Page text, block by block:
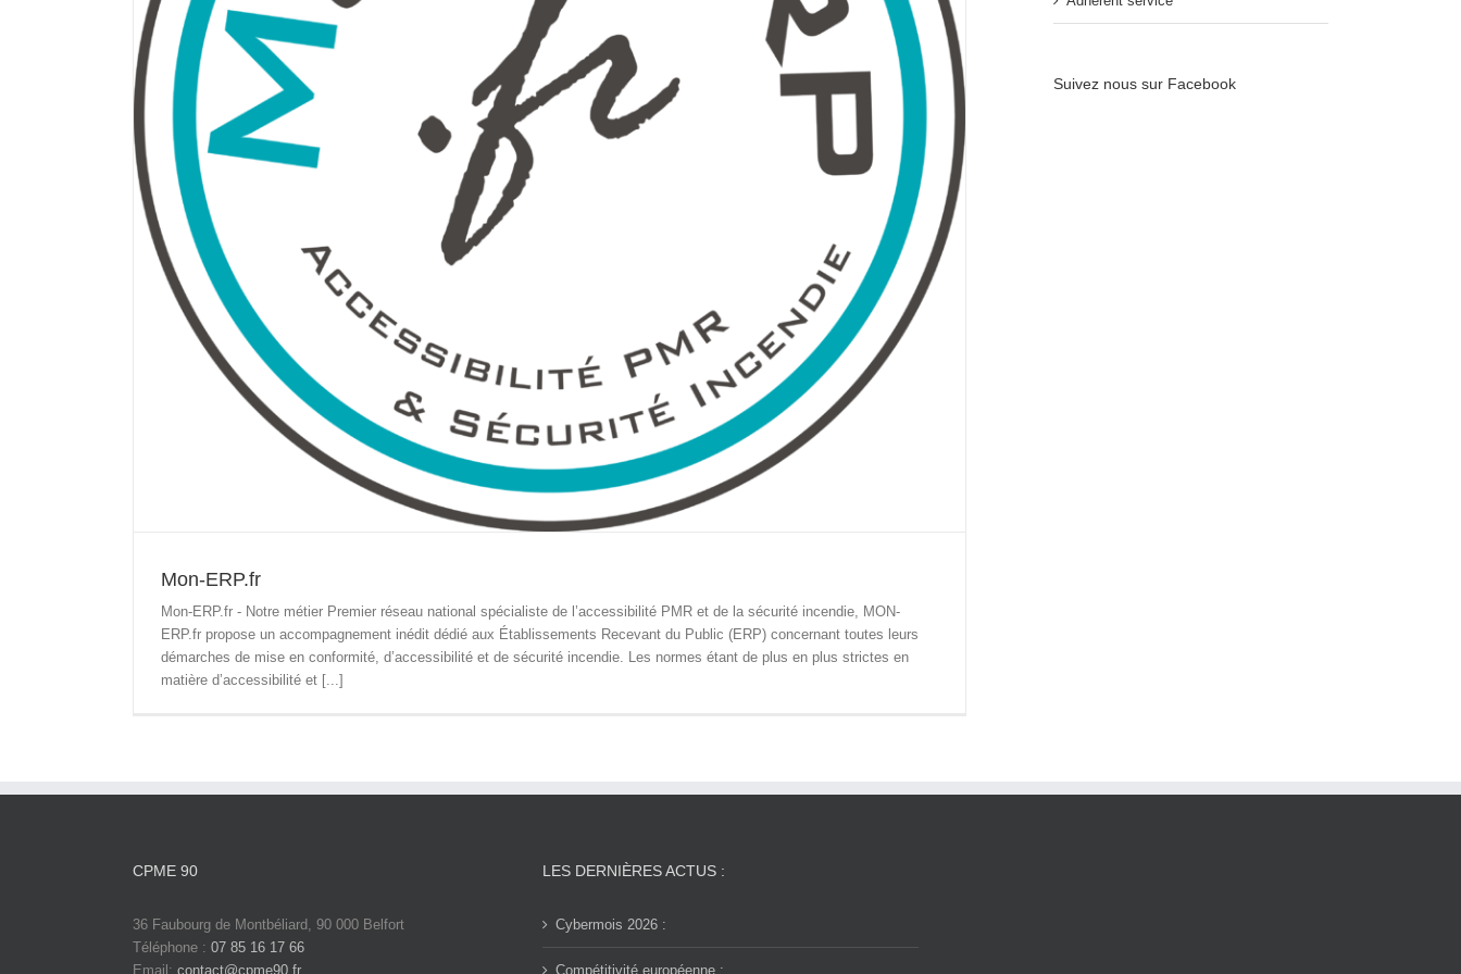
Mon-ERP.fr
Mon-ERP.fr - Notre métier Premier réseau national spécialiste de l’accessibilité PMR et de la sécurité incendie, MON-
ERP.fr propose un accompagnement inédit dédié aux Établissements Recevant du Public (ERP) concernant toutes leurs
démarches de mise en conformité, d’accessibilité et de sécurité incendie. Les normes étant de plus en plus strictes en
matière d’accessibilité et [...]
Suivez nous sur Facebook
CPME 90
36 Faubourg de Montbéliard, 90 000 Belfort
Téléphone : 07 85 16 17 66
Email: contact@cpme90.fr
LES DERNIÈRES ACTUS :
Cybermois 2026 :
Compétitivité européenne :